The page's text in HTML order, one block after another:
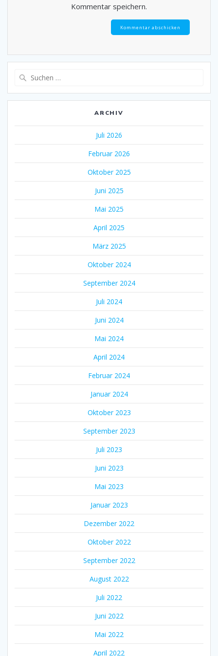
Kommentar speichern.
ARCHIV
Juli 2026
Februar 2026
Oktober 2025
Juni 2025
Mai 2025
April 2025
März 2025
Oktober 2024
September 2024
Juli 2024
Juni 2024
Mai 2024
April 2024
Februar 2024
Januar 2024
Oktober 2023
September 2023
Juli 2023
Juni 2023
Mai 2023
Januar 2023
Dezember 2022
Oktober 2022
September 2022
August 2022
Juli 2022
Juni 2022
Mai 2022
April 2022